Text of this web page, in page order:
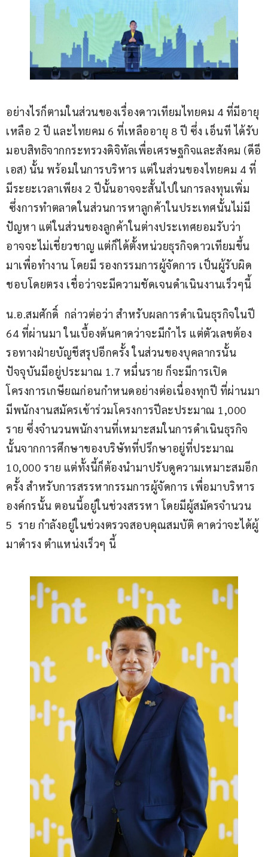
อย่างไรก็ตามในส่วนของเรื่องดาวเทียมไทยคม 4 ที่มีอายุ
เหลือ 2 ปี และไทยคม 6 ที่เหลืออายุ 8 ปี ซึ่ง เอ็นที ได้รับ
มอบสิทธิจากกระทรวงดิจิทัลเพื่อเศรษฐกิจและสังคม (ดีอี
เอส) นั้น พร้อมในการบริหาร แต่ในส่วนของไทยคม 4 ที่
มีระยะเวลาเพียง 2 ปีนั้นอาจจะสั้นไปในการลงทุนเพิ่ม
ซึ่งการทำตลาดในส่วนการหาลูกค้าในประเทศนั้นไม่มี
ปัญหา แต่ในส่วนของลูกค้าในต่างประเทศยอมรับว่า
อาจจะไม่เชี่ยวชาญ แต่ก็ได้ตั้งหน่วยธุรกิจดาวเทียมขึ้น
มาเพื่อทำงาน โดยมี รองกรรมการผู้จัดการ เป็นผู้รับผิด
ชอบโดยตรง เชื่อว่าจะมีความชัดเจนดำเนินงานเร็วๆนี้
น.อ.สมศักดิ์  กล่าวต่อว่า สำหรับผลการดำเนินธุรกิจในปี
64 ที่ผ่านมา​ ในเบื้องต้นคาดว่าจะมีกำไร แต่ตัวเลขต้อง
รอทางฝ่ายบัญชีสรุปอีกครั้ง ในส่วนของบุคลากรนั้น
ปัจจุบันมีอยู่ประมาณ 1.7 หมื่นราย ก็จะมีการเปิด
โครงการเกษียณก่อนกำหนดอย่างต่อเนื่องทุกปี ที่ผ่านมา
มีพนักงานสมัครเข้าร่วมโครงการปีละประมาณ 1,000
ราย ซึ่งจำนวนพนักงานที่เหมาะสมในการดำเนินธุรกิจ
นั้นจากการศึกษาของบริษัทที่ปรึกษาอยู่ที่ประมาณ
10,000 ราย แต่ทั้งนี้ก็ต้องนำมาปรับดูความเหมาะสมอีก
ครั้ง สำหรับการสรรหากรรมการผู้จัดการ เพื่อมาบริหาร
องค์กรนั้น ตอนนี้อยู่ในช่วงสรรหา โดยมีผู้สมัครจำนวน
5  ราย กำลังอยู่ในช่วงตรวจสอบคุณสมบัติ คาดว่าจะได้ผู้
มาดำรง ตำแหน่งเร็วๆ​ นี้